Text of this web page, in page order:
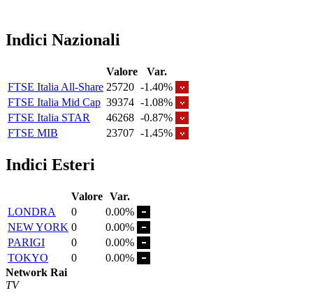
Indici Nazionali
Valore
Var.
FTSE Italia All-Share 25720 -1.40%
FTSE Italia Mid Cap 39374 -1.08%
FTSE Italia STAR
46268 -0.87%
FTSE MIB
23707 -1.45%
Indici Esteri
Valore Var.
LONDRA
0
0.00%
NEW YORK 0
0.00%
PARIGI
0
0.00%
TOKYO
0
0.00%
Network Rai
TV